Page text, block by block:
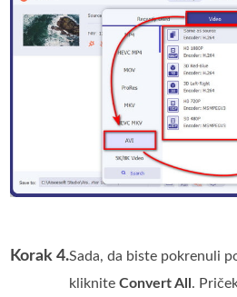
Korak 4.Sada, da biste pokrenuli
klikniteConvert All.